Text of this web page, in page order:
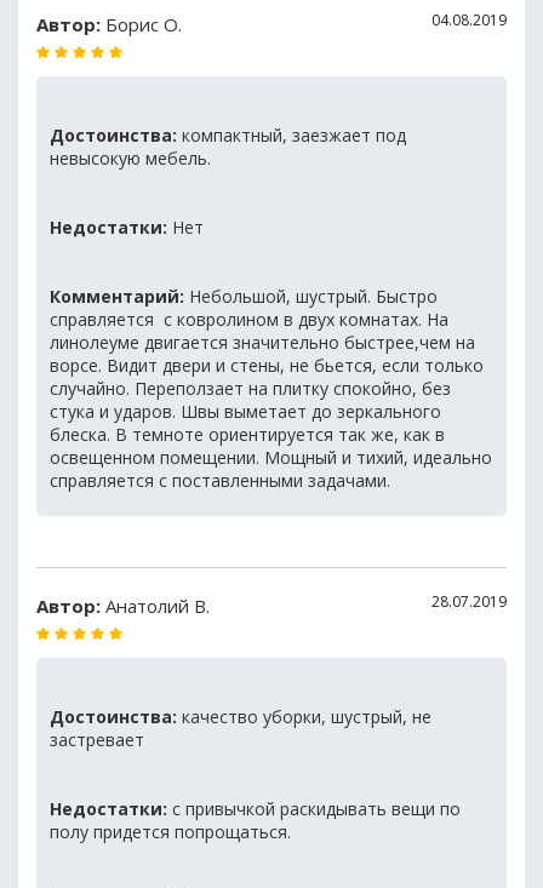
Автор: Борис О. 04.08.2019
Достоинства: компактный, заезжает под
невысокую мебель.
Недостатки: Нет
Комментарий: Небольшой, шустрый. Быстро
справляется с ковролином в двух комнатах. На
линолеуме двигается значительно быстрее,чем на
ворсе. Видит двери и стены, не бьется, если только
случайно. Переползает на плитку спокойно, без
стука и ударов. Швы выметает до зеркального
блеска. В темноте ориентируется так же, как в
освещенном помещении. Мощный и тихий, идеально
справляется с поставленными задачами.
Автор: Анатолий В. 28.07.2019
Достоинства: качество уборки, шустрый, не
застревает
Недостатки: с привычкой раскидывать вещи по
полу придется попрощаться.